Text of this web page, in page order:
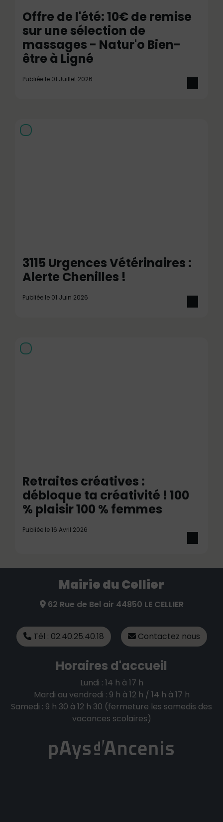
Offre de l'été: 10€ de remise
sur une sélection de
massages - Natur'o Bien-
être à Ligné
Publiée le 01 Juillet 2026
3115 Urgences Vétérinaires :
Alerte Chenilles !
Publiée le 01 Juin 2026
Retraites créatives :
débloque ta créativité ! 100
% plaisir 100 % femmes
Publiée le 16 Avril 2026
Mairie du Cellier
62 Rue de Bel air 44850 LE CELLIER
Tél : 02.40.25.40.18 Contactez nous
Horaires d'accueil
Lundi : 14 h à 17 h
Mardi au vendredi : 9 h à 12 h / 14 h à 17 h
Samedi : 9 h 30 à 12 h 30 (fermeture les samedis des
vacances scolaires)